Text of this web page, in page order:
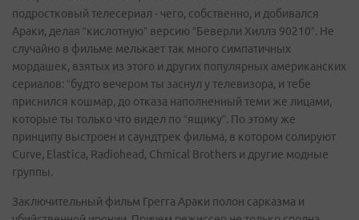
подростковый телесериал - чего, собственно, и добивался
Араки, делая “кислотную” версию “Беверли Хиллз 90210”. Не
случайно в фильме мелькает так много симпатичных
мордашек, взятых из этого и других популярных американских
сериалов: “будто вечером ты заснул у телевизора, и тебе
приснился кошмар, до отказа наполненный теми же лицами,
которые ты только что видел по “ящику”. По этому же
принципу выстроен и саундтрек фильма, в котором солируют
Curve, Elastica, Radiohead, Chmical Brothers и другие модные
группы.
Заключительный фильм Грегга Араки полон сарказма и